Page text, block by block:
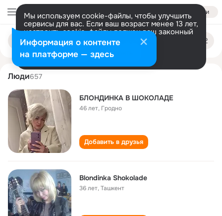
Войти
Мы используем cookie-файлы, чтобы улучшить
сервисы для вас. Если ваш возраст менее 13 лет,
настроить cookie-файлы должен ваш законный
представитель. Больше информации
Разрешить все Настроить
Поиск
людям
blondinka shokolade
Люди657
БЛОНДИНКА В ШОКОЛАДЕ
46 лет, Гродно
Добавить в друзья
Blondinka Shokolade
36 лет,Ташкент
Информация о контенте
на платформе — здесь